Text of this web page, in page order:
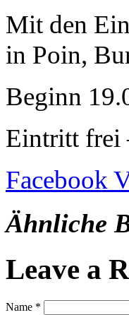
Mit den
in Poin,
Beginn
Eintritt frei
Facebook
Ähnliche
Leave a
Name *